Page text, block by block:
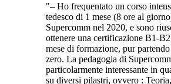
– Ho frequentato un corso
tedesco di 1 mese (8 ore al
Supercomm nel 2020, e sono
ottenere una certificazione B1-
mese di formazione, pur
zero. La pedagogia di
particolarmente interessante in
su diversi pilastri, ovvero :